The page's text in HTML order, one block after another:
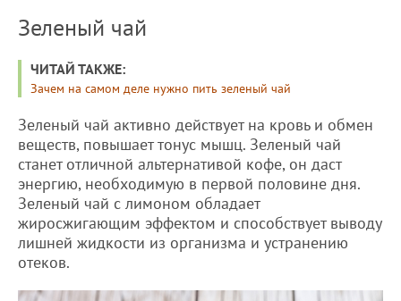
Зеленый чай
ЧИТАЙ ТАКЖЕ:
Зачем на самом деле нужно пить зеленый чай
Зеленый чай активно действует на кровь и обмен
веществ, повышает тонус мышц. Зеленый чай
станет отличной альтернативой кофе, он даст
энергию, необходимую в первой половине дня.
Зеленый чай с лимоном обладает
жиросжигающим эффектом и способствует выводу
лишней жидкости из организма и устранению
отеков.